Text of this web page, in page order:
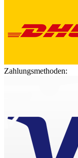
Zahlungsmethoden: